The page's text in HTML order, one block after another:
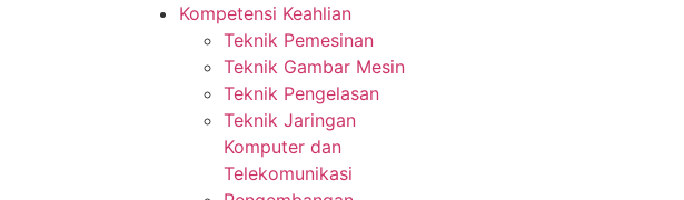
Kompetensi Keahlian
Teknik Pemesinan
Teknik Gambar Mesin
Teknik Pengelasan
Teknik Jaringan
Komputer dan
Telekomunikasi